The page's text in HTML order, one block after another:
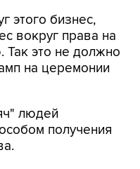
этого бизнес,
вокруг права на
Так это не должно
на церемонии
людей
получения